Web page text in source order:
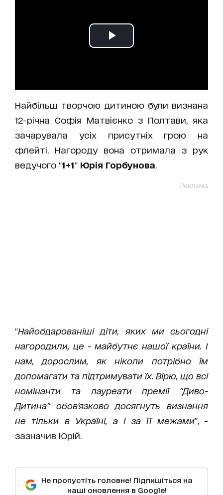
Найбільш творчою дитиною були визнана
12-річна Софія Матвієнко з Полтави, яка
зачарувала усіх присутніх грою на
флейті. Нагороду вона отримала з рук
ведучого "1+1" Юрія Горбунова
Реклама
"Найобдарованіші діти, яких ми сьогодні
нагородили, це - майбутнє нашої країни. І
нам, дорослим, як ніколи потрібно їм
допомагати та підтримувати їх. Вірю, що всі
номінанти та лауреати премії "Диво-
Дитина" обов'язково досягнуть визнання
не тільки в Україні, а і за її межами", -
зазначив Юрій.
Не пропустіть головне! Підпишіться на
наші оновлення в Google!